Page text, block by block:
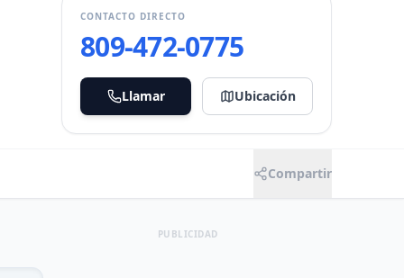
CONTACTO DIRECTO
809-472-0775
Llamar Ubicación
Compartir
PUBLICIDAD